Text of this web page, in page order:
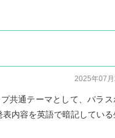
2025年07月
共通テーマとして、パラス
内容を英語で暗記している